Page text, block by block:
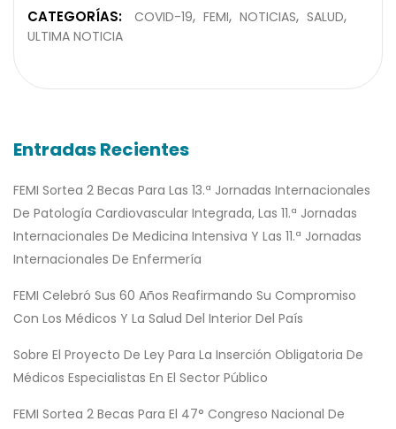
CATEGORÍAS: COVID-19 FEMI NOTICIAS
SALUD
ULTIMA NOTICIA
Entradas Recientes
FEMI Sortea 2 Becas Para Las 13.ª Jornadas Internacionales
De Patología Cardiovascular Integrada, Las 11.ª Jornadas
Internacionales De Medicina Intensiva Y Las 11.ª Jornadas
Internacionales De Enfermería
FEMI Celebró Sus 60 Años Reafirmando Su Compromiso
Con Los Médicos Y La Salud Del Interior Del País
Sobre El Proyecto De Ley Para La Inserción Obligatoria De
Médicos Especialistas En El Sector Público
FEMI Sortea 2 Becas Para El 47° Congreso Nacional De